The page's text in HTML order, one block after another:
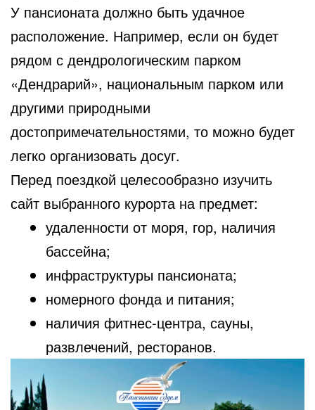
У пансионата должно быть удачное
расположение. Например, если он будет
рядом с дендрологическим парком
«Дендрарий», национальным парком или
другими природными
достопримечательностями, то можно будет
легко организовать досуг.
Перед поездкой целесообразно изучить
сайт выбранного курорта на предмет:
удаленности от моря, гор, наличия
бассейна;
инфраструктуры пансионата;
номерного фонда и питания;
наличия фитнес-центра, сауны,
развлечений, ресторанов.